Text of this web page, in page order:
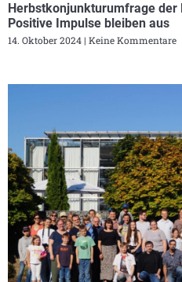
Herbstkonjunkturumfrage
Positive Impulse bleiben aus
14. Oktober 2024 Keine Kommentare